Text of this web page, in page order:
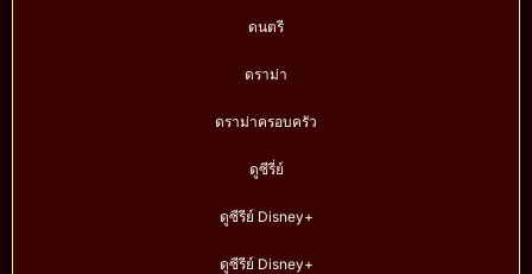
ดนตรี
ดราม่า
ดราม่าครอบครัว
ดูซีรี่ย์
ดูซีรีย์ Disney+
ดูซีรีย์ Disney+